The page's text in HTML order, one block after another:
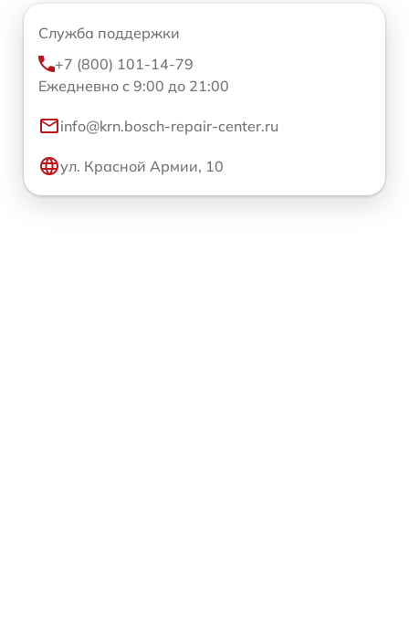
Служба поддержки
+7 (800) 101-14-79
Ежедневно с 9:00 до 21:00
info@krn.bosch-repair-center.ru
ул. Красной Армии, 10